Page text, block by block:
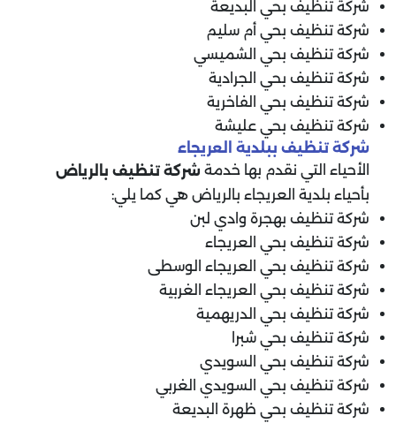
شركة تنظيف بحي البديعة
شركة تنظيف بحي أم سليم
شركة تنظيف بحي الشميسي
شركة تنظيف بحي الجرادية
شركة تنظيف بحي الفاخرية
شركة تنظيف بحي عليشة
شركة تنظيف ببلدية العريجاء
الأحياء التي نقدم بها خدمة شركة تنظيف بالرياض
بأحياء بلدية العريجاء بالرياض هي كما يلي:
شركة تنظيف بهجرة وادي لبن
شركة تنظيف بحي العريجاء
شركة تنظيف بحي العريجاء الوسطى
شركة تنظيف بحي العريجاء الغربية
شركة تنظيف بحي الدريهمية
شركة تنظيف بحي شبرا
شركة تنظيف بحي السويدي
شركة تنظيف بحي السويدي الغربي
شركة تنظيف بحي ظهرة البديعة